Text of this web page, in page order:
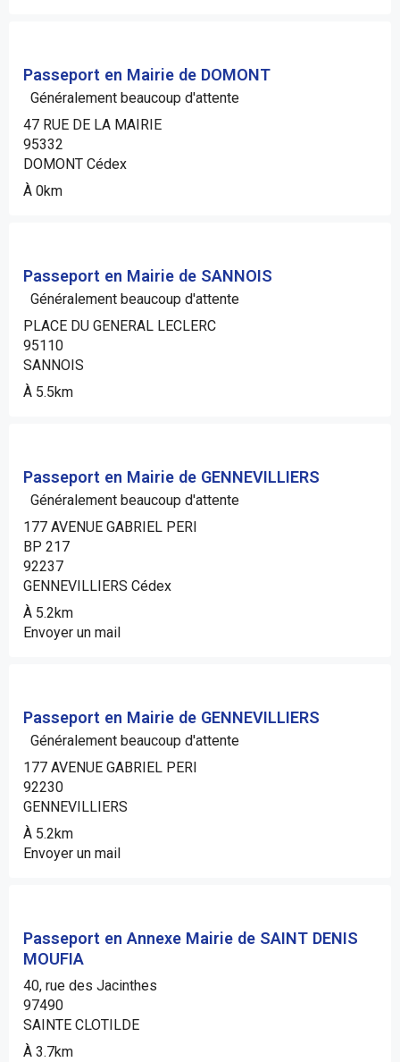
Passeport en Mairie de DOMONT
Généralement beaucoup d'attente
47 RUE DE LA MAIRIE
95332
DOMONT Cédex
À 0km
Passeport en Mairie de SANNOIS
Généralement beaucoup d'attente
PLACE DU GENERAL LECLERC
95110
SANNOIS
À 5.5km
Passeport en Mairie de GENNEVILLIERS
Généralement beaucoup d'attente
177 AVENUE GABRIEL PERI
BP 217
92237
GENNEVILLIERS Cédex
À 5.2km
Envoyer un mail
Passeport en Mairie de GENNEVILLIERS
Généralement beaucoup d'attente
177 AVENUE GABRIEL PERI
92230
GENNEVILLIERS
À 5.2km
Envoyer un mail
Passeport en Annexe Mairie de SAINT DENIS
MOUFIA
40, rue des Jacinthes
97490
SAINTE CLOTILDE
À 3.7km